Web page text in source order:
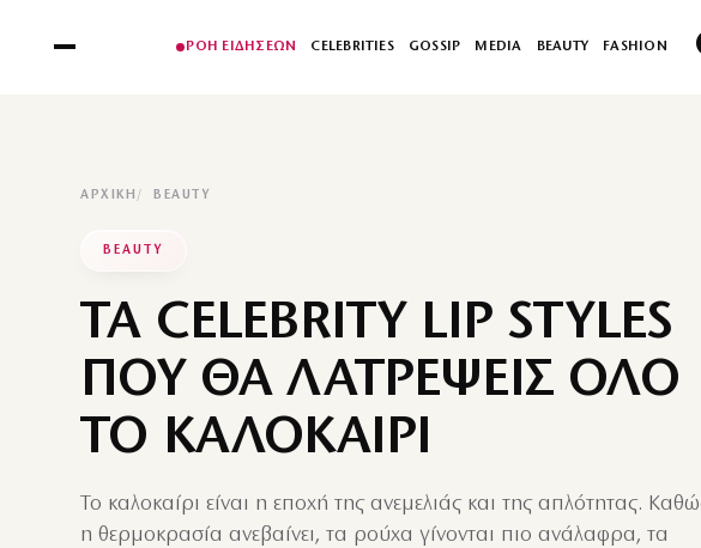
ΡΟΗ ΕΙΔΗΣΕΩΝ CELEBRITIES GOSSIP MEDIA BEAUTY FASHION
ΑΡΧΙΚΉ BEAUTY
BEAUTY
ΤΑ CELEBRITY LIP STYLES
ΠΟΥ ΘΑ ΛΑΤΡΕΨΕΙΣ ΟΛΟ
ΤΟ ΚΑΛΟΚΑΙΡΙ
Το καλοκαίρι είναι η εποχή της ανεμελιάς και της απλότητας.
η θερμοκρασία ανεβαίνει, τα ρούχα γίνονται πιο ανάλαφρα, τα